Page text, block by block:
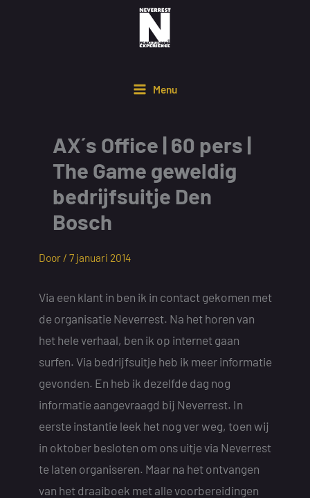
Menu
AX´s Office | 60 pers |
The Game geweldig
bedrijfsuitje Den
Bosch
Door / 7 januari 2014
Via een klant in ben ik in contact gekomen met
de organisatie Neverrest. Na het horen van
het hele verhaal, ben ik op internet gaan
surfen. Via bedrijfsuitje heb ik meer informatie
gevonden. En heb ik dezelfde dag nog
informatie aangevraagd bij Neverrest. In
eerste instantie leek het nog ver weg, toen wij
in oktober besloten om ons uitje via Neverrest
te laten organiseren. Maar na het ontvangen
van het draaiboek met alle voorbereidingen